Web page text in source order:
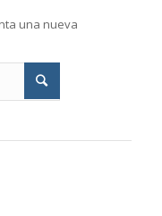
una nueva